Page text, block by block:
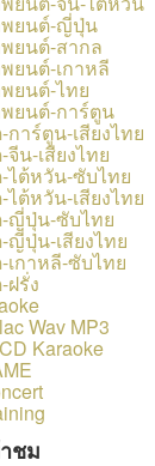
พยนต์-ญี่ปุ่น
ยนต์-สากล
ยนต์-เกาหลี
ยนต์-ไทย
ยนต์-การ์ตูน
าร์ตูน-เสียงไทย
น-เสียงไทย
ไต้หวัน-ซับไทย
ต้หวัน-เสียงไทย
ญี่ปุ่น-ซับไทย
ญี่ปุ่น-เสียงไทย
เกาหลี-ซับไทย
รั่ง
Wav MP3
Karaoke
ชม